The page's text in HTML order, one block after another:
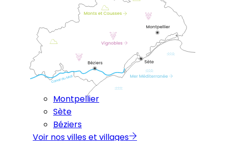
Montpellier
Sète
Béziers
Voir nos villes et villages